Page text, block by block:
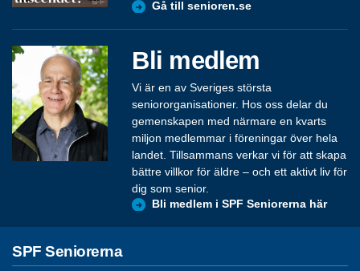
Gå till senioren.se
Bli medlem
Vi är en av Sveriges största
seniororganisationer. Hos oss delar du
gemenskapen med närmare en kvarts
miljon medlemmar i föreningar över hela
landet. Tillsammans verkar vi för att skapa
bättre villkor för äldre – och ett aktivt liv för
dig som senior.
Bli medlem i SPF Seniorerna här
SPF Seniorerna